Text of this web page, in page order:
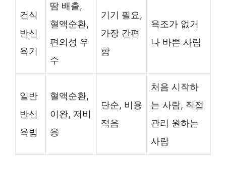
건식
반신
욕기
땀 배출,
혈액순환,
편의성 우
수
기기 필요,
가장 간편
함
욕조가 없거
나 바쁜 사람
일반
반신
욕법
혈액순환,
이완, 저비
용
단순, 비용
적음
처음 시작하
는 사람, 직접
관리 원하는
사람